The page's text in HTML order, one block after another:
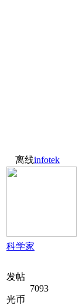
离线infotek
科学家
发帖
7093
光币